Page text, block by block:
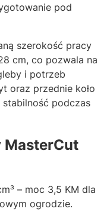
pod
szerokość pracy
cm, co pozwala na
i potrzeb
oraz przednie koło
podczas
MasterCut
– moc 3,5 KM dla
ogrodzie.